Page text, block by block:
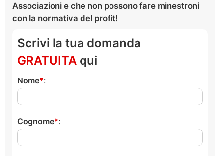
Associazioni e che non possono fare minestroni
con la normativa del profit!
Scrivi la tua domanda
GRATUITA qui
Nome :
Cognome :